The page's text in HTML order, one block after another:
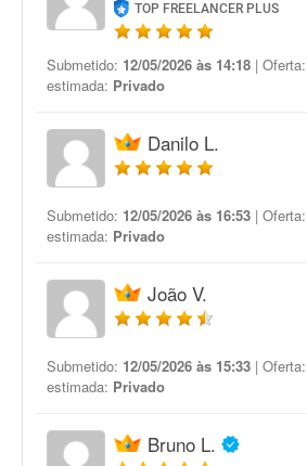
TOP FREELANCER PLUS
Submetido: 12/05/2026 às 14:18 | Oferta:
estimada: Privado
Danilo L.
Submetido: 12/05/2026 às 16:53 | Oferta:
estimada: Privado
João V.
Submetido: 12/05/2026 às 15:33 | Oferta:
estimada: Privado
Bruno L.